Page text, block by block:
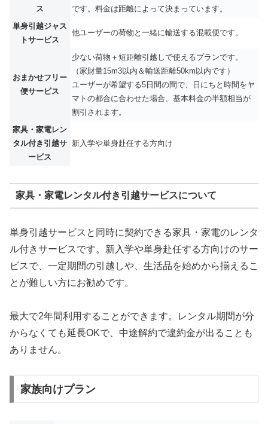
ス
です。料金は距離によって決まっています。
単身引越ジャス
トサービス
他ユーザーの荷物と一緒に輸送する混載便です。
おまかせフリー
便サービス
少ない荷物＋短距離引越しで使えるプランです。
（家財量15m3以内＆輸送距離50km以内です）
ユーザーが希望する5日間の間で、日にちと時間をヤ
マトの都合に合わせた場合、基本料金の半額相当が
割引されます。
家具・家電レン
タル付き引越サ
ービス
新入学や単身赴任する方向け
家具・家電レンタル付き引越サービスについて
単身引越サービスと同時に契約できる家具・家電のレンタ
ル付きサービスです。新入学や単身赴任する方向けのサー
ビスで、一定期間の引越しや、生活品を始めから揃えるこ
とが難しい方にお勧めです。
最大で2年間利用することができます。レンタル期間が分
からなくても延長OKで、中途解約で違約金が出ることも
ありません。
家族向けプラン